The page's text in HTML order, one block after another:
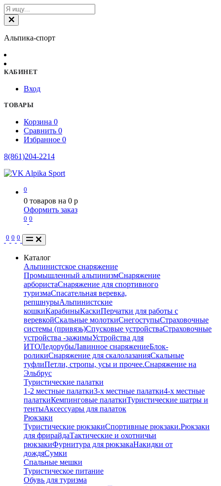
Альпика-спорт
КАБИНЕТ
Вход
ТОВАРЫ
Корзина 0
Сравнить 0
Избранное 0
8(861)204-2214
0
0 товаров на 0 p
Оформить заказ
0 0
0 0 0
Каталог
Альпинистское снаряжение
Промышленный альпинизмСнаряжение
арбористаСнаряжение для спортивного
туризмаСпасательная веревка,
репшнурыАльпинистские
кошкиКарабиныКаскиПерчатки для работы с
веревкойСкальные молоткиСнегоступыСтраховочные
системы (привязь)Спусковые устройстваСтраховочные
устройства -зажимыУстройства для
ИТОЛедорубыЛавинное снаряжениеБлок-
роликиСнаряжение для скалолазанияСкальные
туфлиПетли, стропы, усы и прочее.Снаряжение на
Эльбрус
Туристические палатки
1-2 местные палатки3-х местные палатки4-х местные
палаткиКемпинговые палаткиТуристические шатры и
тентыАксессуары для палаток
Рюкзаки
Туристические рюкзакиСпортивные рюкзаки.Рюкзаки
для фрирайдаТактические и охотничьи
рюкзакиФурнитура для рюкзакаНакидки от
дождяСумки
Спальные мешки
Туристическое питание
Обувь для туризма